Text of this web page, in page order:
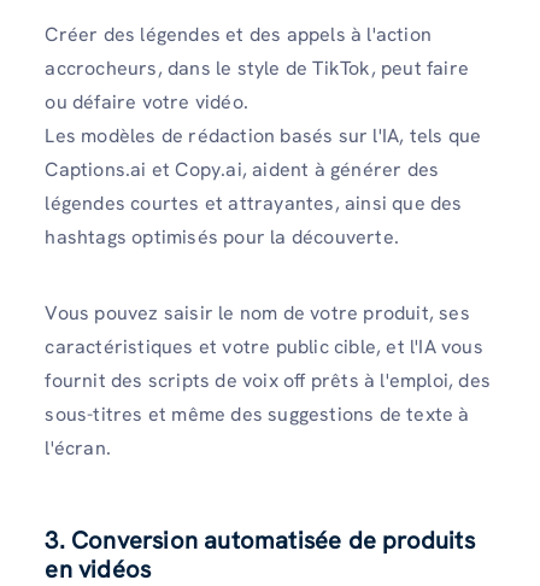
Créer des légendes et des appels à l'action
accrocheurs, dans le style de TikTok, peut faire
ou défaire votre vidéo.
Les modèles de rédaction basés sur l'IA, tels que
Captions.ai et Copy.ai, aident à générer des
légendes courtes et attrayantes, ainsi que des
hashtags optimisés pour la découverte.
Vous pouvez saisir le nom de votre produit, ses
caractéristiques et votre public cible, et l'IA vous
fournit des scripts de voix off prêts à l'emploi, des
sous-titres et même des suggestions de texte à
l'écran.
3. Conversion automatisée de produits
en vidéos